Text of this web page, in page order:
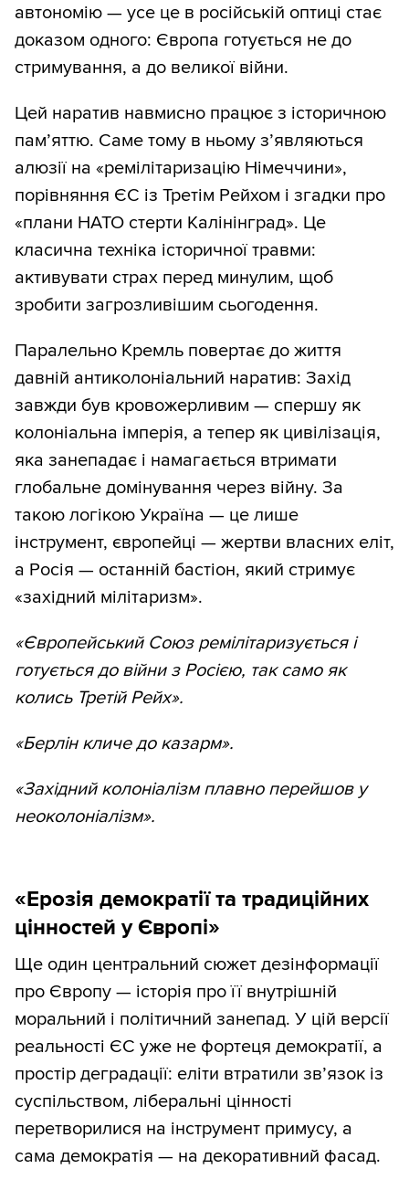
автономію — усе це в російській оптиці стає
доказом одного: Європа готується не до
стримування, а до великої війни.
Цей наратив навмисно працює з історичною
пам’яттю. Саме тому в ньому з’являються
алюзії на «ремілітаризацію Німеччини»,
порівняння ЄС із Третім Рейхом і згадки про
«плани НАТО стерти Калінінград». Це
класична техніка історичної травми:
активувати страх перед минулим, щоб
зробити загрозливішим сьогодення.
Паралельно Кремль повертає до життя
давній антиколоніальний наратив: Захід
завжди був кровожерливим — спершу як
колоніальна імперія, а тепер як цивілізація,
яка занепадає і намагається втримати
глобальне домінування через війну. За
такою логікою Україна — це лише
інструмент, європейці — жертви власних еліт,
а Росія — останній бастіон, який стримує
«західний мілітаризм».
«Європейський Союз ремілітаризується і
готується до війни з Росією, так само як
колись Третій Рейх».
«Берлін кличе до казарм».
«Західний колоніалізм плавно перейшов у
неоколоніалізм».
«Ерозія демократії та традиційних
цінностей у Європі»
Ще один центральний сюжет дезінформації
про Європу — історія про її внутрішній
моральний і політичний занепад. У цій версії
реальності ЄС уже не фортеця демократії, а
простір деградації: еліти втратили зв’язок із
суспільством, ліберальні цінності
перетворилися на інструмент примусу, а
сама демократія — на декоративний фасад.